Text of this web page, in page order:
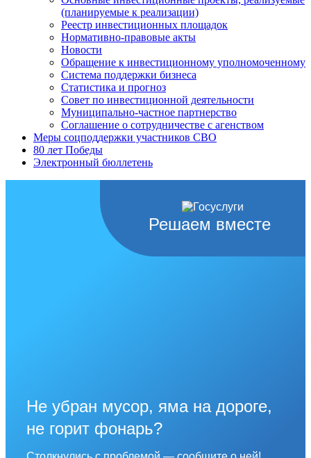
(планируемые к реализации)
Реестр инвестиционных площадок
Нормативно-правовые акты
Новости
Обращение к инвестиционному уполномоченному
Система поддержки бизнеса
Статистика и прогноз
Совет по инвестиционной деятельности
Муниципально-частное партнерство
Соглашение о сотрудничестве с агенством
Меры соцподдержки участников СВО
80 лет Победы
Электронный бюллетень
Решаем вместе
Не убран мусор, яма на дороге,
не горит фонарь?